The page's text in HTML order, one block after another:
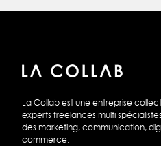
La Collab est une entreprise
experts freelances multi
des marketing, communication,
commerce.